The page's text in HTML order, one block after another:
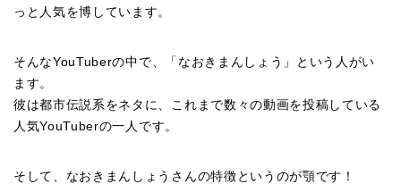
っと人気を博しています。
そんなYouTuberの中で、「なおきまんしょう」という人がい
ます。
彼は都市伝説系をネタに、これまで数々の動画を投稿している
人気YouTuberの一人です。
そして、なおきまんしょうさんの特徴というのが顎です！